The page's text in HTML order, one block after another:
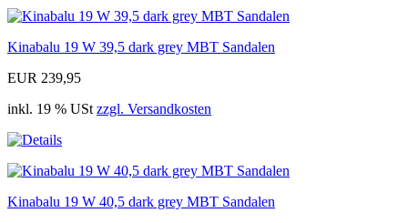
Kinabalu 19 W 39,5 dark grey MBT Sandalen
EUR 239,95
inkl. 19 % USt zzgl. Versandkosten
Kinabalu 19 W 40,5 dark grey MBT Sandalen